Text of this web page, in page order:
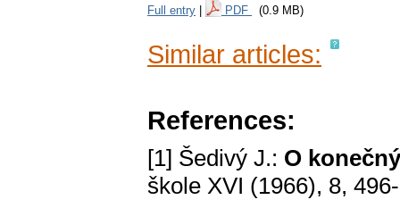
Full entry PDF (0.9 MB)
Similar articles:
References:
[1] Šedivý J.: O
škole XVI (1966), 8,